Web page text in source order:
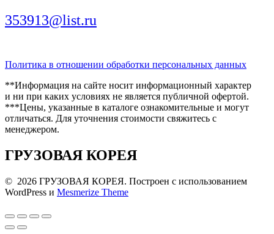
353913@list.ru
Политика в отношении обработки персональных данных
**Информация на сайте носит информационный характер
и ни при каких условиях не является публичной офертой.
***Цены, указанные в каталоге ознакомительные и могут
отличаться. Для уточнения стоимости свяжитесь с
менеджером.
ГРУЗОВАЯ КОРЕЯ
© 2026 ГРУЗОВАЯ КОРЕЯ. Построен с использованием
WordPress и Mesmerize Theme